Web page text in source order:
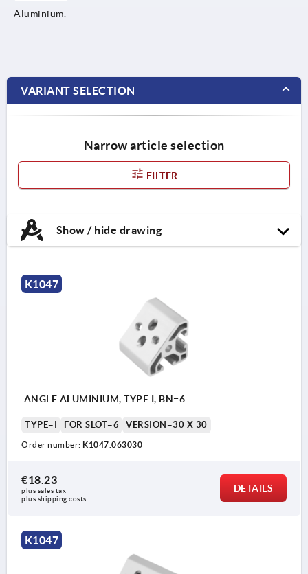
Aluminium.
VARIANT SELECTION
Narrow article selection
FILTER
Show / hide drawing
K1047
ANGLE ALUMINIUM, TYPE I, BN=6
TYPE=I FOR SLOT=6 VERSION=30 X 30
Order number: K1047.063030
€18.23
plus sales tax
plus shipping costs
DETAILS
K1047